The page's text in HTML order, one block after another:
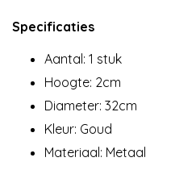
Specificaties
Aantal: 1 stuk
Hoogte: 2cm
Diameter: 32cm
Kleur: Goud
Materiaal: Metaal